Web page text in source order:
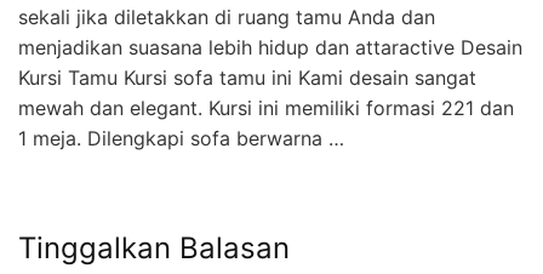
sekali jika diletakkan di ruang tamu Anda dan
menjadikan suasana lebih hidup dan attaractive Desain
Kursi Tamu Kursi sofa tamu ini Kami desain sangat
mewah dan elegant. Kursi ini memiliki formasi 221 dan
1 meja. Dilengkapi sofa berwarna …
Tinggalkan Balasan